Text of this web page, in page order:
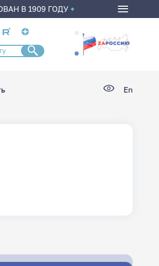
В 1909 ГОДУ
En